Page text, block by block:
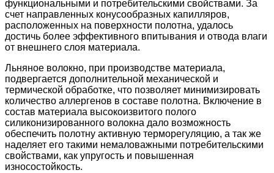
функциональными и потребительскими свойствами. За
счет направленных конусообразных капилляров,
расположенных на поверхности полотна, удалось
достичь более эффективного впитывания и отвода влаги
от внешнего слоя материала.
Льняное волокно, при производстве материала,
подвергается дополнительной механической и
термической обработке, что позволяет минимизировать
количество аллергенов в составе полотна. Включение в
состав материала высокоизвитого полого
силиконизированного волокна дало возможность
обеспечить полотну активную терморегуляцию, а так же
наделяет его такими немаловажными потребительскими
свойствами, как упругость и повышенная
износостойкость.